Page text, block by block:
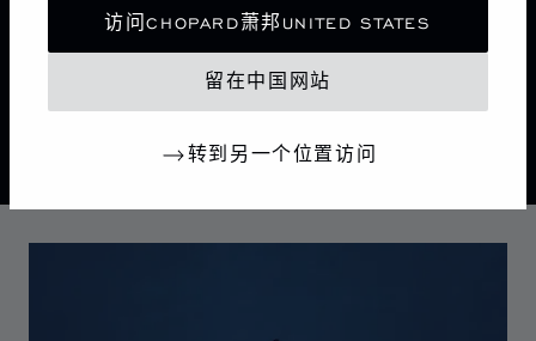
访问CHOPARD萧邦UNITED STATES
留在中国网站
转到另一个位置访问
大自然引导着萧邦制表师的巧手。Alpine Eagle雪山傲翼
瑞士腕表是一曲细腻考究的交响乐章，每一处细节都受到
雄伟的阿尔卑斯山和雄鹰所启迪。